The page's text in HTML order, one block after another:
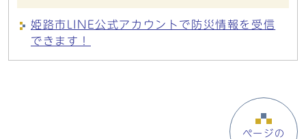
姫路市LINE公式アカウントで防災情報を受信
できます！
ページの